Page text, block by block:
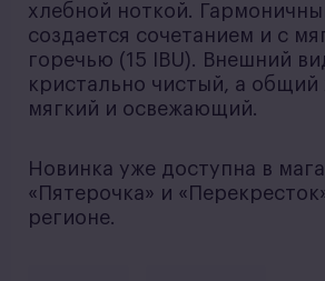
хлебной ноткой.
создается сочетанием и с
горечью (15 IBU). Внешний
кристально чистый, а
мягкий и освежающий.
Новинка уже доступна в
«Пятерочка» и
регионе.